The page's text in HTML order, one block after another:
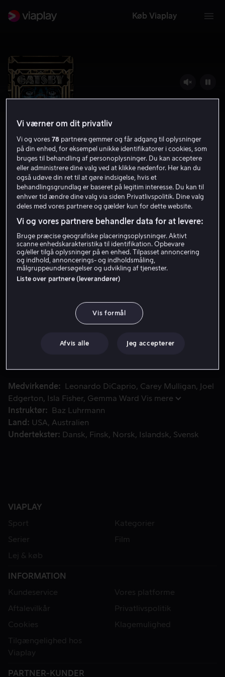
Køb Viaplay
Den store Gatsby
7.2 Drama 2013 2 t. 16 min
11 år
HD
Lej 49 kr
Køb 99 kr
Se trailer
Den spirende forfatter Nick Carraway tager til New York
Den spirende forfatter Nick Carraway tager til New York
omkring den voldsomt velhavende og mystiske
Medvirkende Leonardo DiCaprio Carey Mulligan
Joel
Edgerton
Isla Fisher Gemma Ward Vis mere
Instruktør
Baz Luhrmann
Land
USA
Australien
Undertekster
Dansk Finsk Norsk Islandsk Svensk
VIAPLAY
Sport
Kategorier
Serier
Film
Lej & køb
INFORMATION
Kundeservice
Vores platforme
Aftalevilkår
Privatlivspolitik
Cookies
Klagemulighed
Tilgængelighed hos
Viaplay
PARTNER-KUNDER
Vi værner om dit privatliv
Vi og vores78 partnere gemmer og får adgang til oplysninger
på din enhed, for eksempel unikke identifikatorer i cookies, som
bruges til behandling af personoplysninger. Du kan acceptere
eller administrere dine valg ved at klikke nedenfor. Her kan du
også udøve din ret til at gøre indsigelse, hvis et
behandlingsgrundlag er baseret på legitim interesse. Du kan til
enhver tid ændre dine valg via siden Privatlivspolitik. Dine valg
deles med vores partnere og gælder kun for dette website.
Vi og vores partnere behandler data for at levere:
Bruge præcise geografiske placeringsoplysninger. Aktivt
scanne enhedskarakteristika til identifikation. Opbevare
og/eller tilgå oplysninger på en enhed. Tilpasset annoncering
og indhold, annoncerings- og indholdsmåling,
målgruppeundersøgelser og udvikling af tjenester.
Liste over partnere (leverandører)
Vis formål
Afvis alle Jeg accepterer